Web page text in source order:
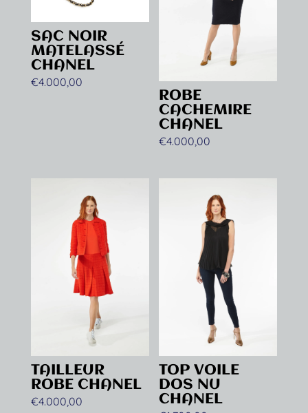
SAC NOIR
MATELASSÉ
CHANEL
€4.000,00
ROBE
CACHEMIRE
CHANEL
€4.000,00
TAILLEUR
ROBE CHANEL
€4.000,00
TOP VOILE
DOS NU
CHANEL